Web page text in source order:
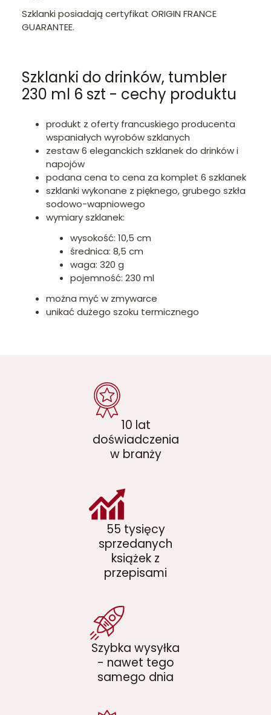
Szklanki posiadają certyfikat ORIGIN FRANCE
GUARANTEE.
Szklanki do drinków, tumbler
230 ml 6 szt - cechy produktu
produkt z oferty francuskiego producenta
wspaniałych wyrobów szklanych
zestaw 6 eleganckich szklanek do drinków i
napojów
podana cena to cena za komplet 6 szklanek
szklanki wykonane z pięknego, grubego szkła
sodowo-wapniowego
wymiary szklanek:
wysokość: 10,5 cm
średnica: 8,5 cm
waga: 320 g
pojemność: 230 ml
można myć w zmywarce
unikać dużego szoku termicznego
10 lat
doświadczenia
w branży
55 tysięcy
sprzedanych
książek z
przepisami
Szybka wysyłka
- nawet tego
samego dnia